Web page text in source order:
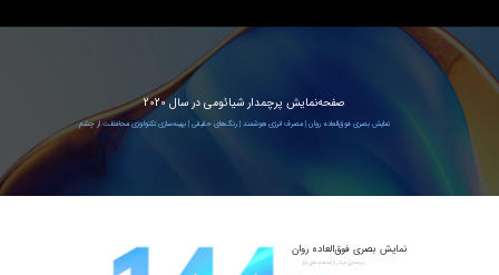
صفحه‌نمایش پرچمدار شیائومی در سال 2020
نمایش بصری فوق‌العاده روان | مصرف انرژی هوشمند | رنگ‌های حقیقی | بهینه‌سازی تکنولوژی محافظت از چشم
نمایش بصری فوق‌العاده روان
پرچمداری فراتر از استانداردهای بازار